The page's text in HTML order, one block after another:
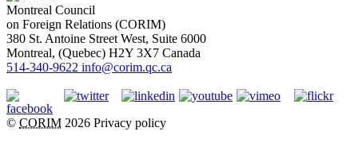
Montreal Council
on Foreign Relations (CORIM)
380 St. Antoine Street West, Suite 6000
Montreal, (Quebec) H2Y 3X7 Canada
514-340-9622 info@corim.qc.ca
© CORIM 2026 Privacy policy